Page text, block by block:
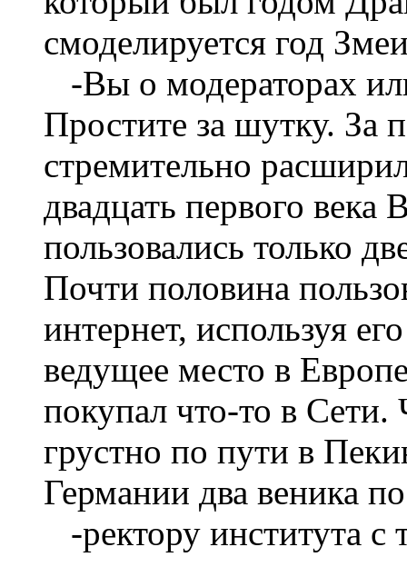
смоделируется год
-Вы о модераторах
Простите за шутку. За
стремительно
двадцать первого
пользовались только
Почти половина
интернет, используя
ведущее место в
покупал что-то в
грустно по пути в
Германии два веника
-ректору института